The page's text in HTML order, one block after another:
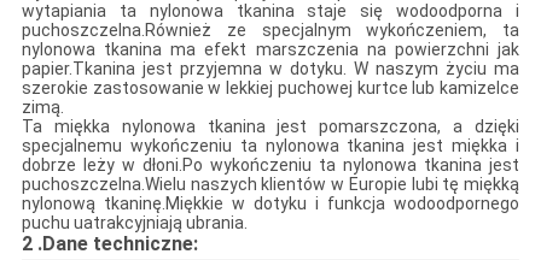
wytapiania ta nylonowa tkanina staje się wodoodporna i
puchoszczelna.Również ze specjalnym wykończeniem, ta
nylonowa tkanina ma efekt marszczenia na powierzchni jak
papier.Tkanina jest przyjemna w dotyku. W naszym życiu ma
szerokie zastosowanie w lekkiej puchowej kurtce lub kamizelce
zimą.
Ta miękka nylonowa tkanina jest pomarszczona, a dzięki
specjalnemu wykończeniu ta nylonowa tkanina jest miękka i
dobrze leży w dłoni.Po wykończeniu ta nylonowa tkanina jest
puchoszczelna.Wielu naszych klientów w Europie lubi tę miękką
nylonową tkaninę.Miękkie w dotyku i funkcja wodoodpornego
puchu uatrakcyjniają ubrania.
2 .Dane techniczne: